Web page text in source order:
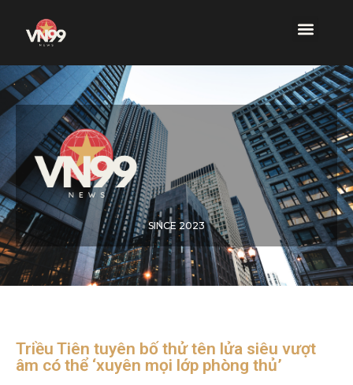
SINCE 2023
Triều Tiên tuyên bố thử tên lửa siêu vượt
âm có thể ‘xuyên mọi lớp phòng thủ’